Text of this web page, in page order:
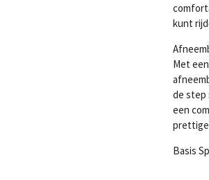
kunt
Met
de step
een
Basis